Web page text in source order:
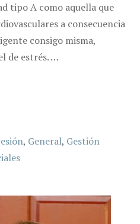
tipo A como aquella que
a consecuencia
consigo misma,
de estrés. …
, General, Gestión